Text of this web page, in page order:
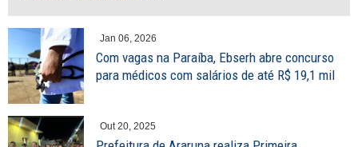
Jan 06, 2026
Com vagas na Paraíba, Ebserh abre concurso
para médicos com salários de até R$ 19,1 mil
Out 20, 2025